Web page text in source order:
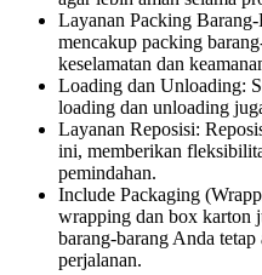
Layanan Packing
mencakup packing
keselamatan dan
Loading dan Unloading:
loading dan unloading
Layanan Reposisi:
ini, memberikan
pemindahan.
Include Packaging
wrapping dan box karton
barang-barang Anda
perjalanan.